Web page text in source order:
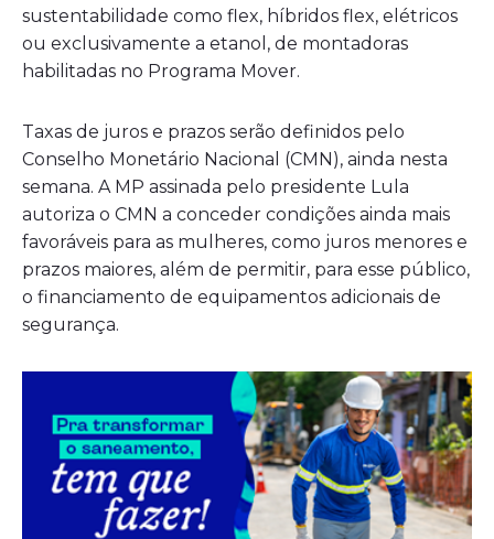
sustentabilidade como flex, híbridos flex, elétricos
ou exclusivamente a etanol, de montadoras
habilitadas no Programa Mover.
Taxas de juros e prazos serão definidos pelo
Conselho Monetário Nacional (CMN), ainda nesta
semana. A MP assinada pelo presidente Lula
autoriza o CMN a conceder condições ainda mais
favoráveis para as mulheres, como juros menores e
prazos maiores, além de permitir, para esse público,
o financiamento de equipamentos adicionais de
segurança.